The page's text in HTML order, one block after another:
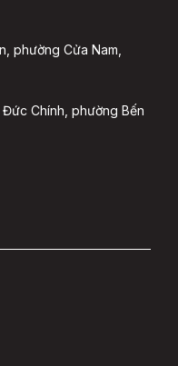
phường Cửa Nam,
Chính, phường Bến